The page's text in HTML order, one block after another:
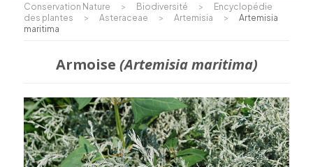
Conservation Nature > Biodiversité >
Encyclopédie
des plantes
> Asteraceae > Artemisia >
Artemisia
maritima
Armoise (Artemisia maritima)